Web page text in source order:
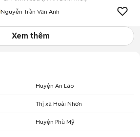
Nguyễn Trần Vân Anh
Xem thêm
Huyện An Lão
Thị xã Hoài Nhơn
Huyện Phù Mỹ